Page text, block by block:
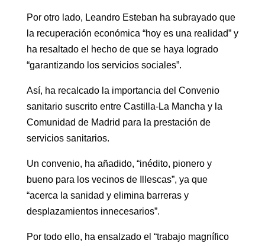
Por otro lado, Leandro Esteban ha subrayado que
la recuperación económica “hoy es una realidad” y
ha resaltado el hecho de que se haya logrado
“garantizando los servicios sociales”.
Así, ha recalcado la importancia del Convenio
sanitario suscrito entre Castilla-La Mancha y la
Comunidad de Madrid para la prestación de
servicios sanitarios.
Un convenio, ha añadido, “inédito, pionero y
bueno para los vecinos de Illescas”, ya que
“acerca la sanidad y elimina barreras y
desplazamientos innecesarios”.
Por todo ello, ha ensalzado el “trabajo magnífico